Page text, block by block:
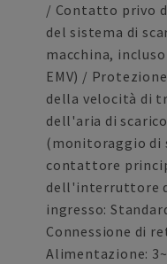
/ Contatto privo
del sistema di
macchina,
EMV) /
della velocità di
dell'aria di
(monitoraggio di
contattore
dell'interruttore
ingresso:
Connessione di
Alimentazione: